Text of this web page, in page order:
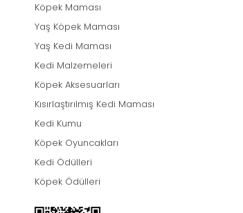
Köpek Maması
Yaş Köpek Maması
Yaş Kedi Maması
Kedi Malzemeleri
Köpek Aksesuarları
Kısırlaştırılmış Kedi Maması
Kedi Kumu
Köpek Oyuncakları
Kedi Ödülleri
Köpek Ödülleri